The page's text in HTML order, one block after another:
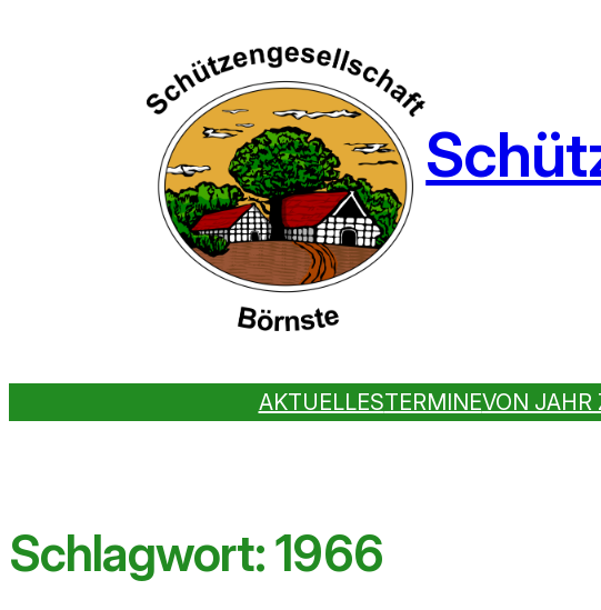
AKTUELLESTERMINEVON JAHR
Schlagwort:1966